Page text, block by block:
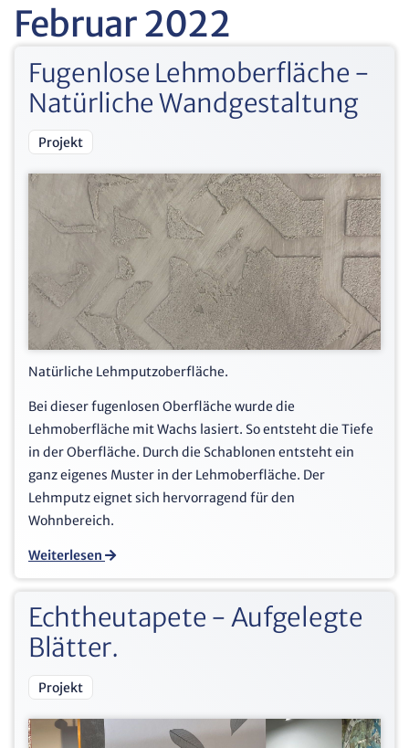
Februar 2022
Fugenlose Lehmoberfläche -
Natürliche Wandgestaltung
Projekt
Natürliche Lehmputzoberfläche.
Bei dieser fugenlosen Oberfläche wurde die
Lehmoberfläche mit Wachs lasiert. So entsteht die Tiefe
in der Oberfläche. Durch die Schablonen entsteht ein
ganz eigenes Muster in der Lehmoberfläche. Der
Lehmputz eignet sich hervorragend für den
Wohnbereich.
Weiterlesen
Echtheutapete - Aufgelegte
Blätter.
Projekt